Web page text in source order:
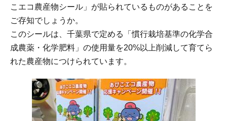
こエコ農産物シール」が貼られているものがあることを
ご存知でしょうか。
このシールは、千葉県で定める「慣行栽培基準の化学合
成農薬・化学肥料」の使用量を20%以上削減して育てら
れた農産物につけられています。